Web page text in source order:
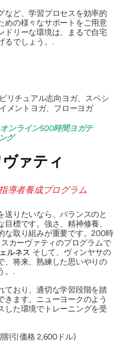
など、学習プロセスを効率的
めの様々なサポートをご用意
ドリーな環境は、まるで自宅
るでしょう。.
リチュアル志向ヨガ、スペシ
メントヨガ、フローヨガ
オンライン500時間ヨガテ
グ
ァティ
送りたいなら、バランスのと
標です。強さ、精神修養、
な取り組みが重要です。200時
カーヴァティのプログラムで
ルネス そして、ヴィンヤサの
、将来、熟練した思いやりの
。.
ており、適切な学習段階を踏
きます。ニューヨークのよう
した環境でトレーニングを受
割引価格 2,600ドル)